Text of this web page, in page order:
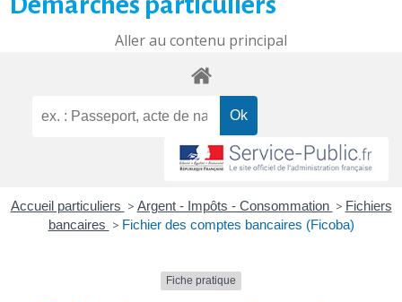
Aller au contenu principal
Accueil particuliers > Argent - Impôts - Consommation > Fichiers
bancaires > Fichier des comptes bancaires (Ficoba)
Fiche pratique